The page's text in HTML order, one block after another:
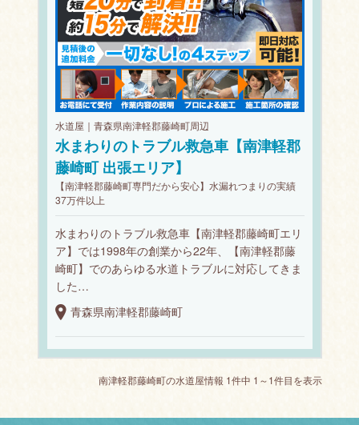
水道屋｜青森県南津軽郡藤崎町周辺
水まわりのトラブル救急車【南津軽郡
藤崎町 出張エリア】
【南津軽郡藤崎町専門だから安心】水漏れつまりの実績
37万件以上
水まわりのトラブル救急車【南津軽郡藤崎町エリ
ア】では1998年の創業から22年、【南津軽郡藤
崎町】でのあらゆる水道トラブルに対応してきま
した…
青森県南津軽郡藤崎町
南津軽郡藤崎町の水道屋情報 1件中 1～1件目を表示